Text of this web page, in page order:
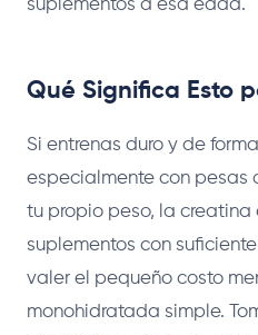
suplementos a esa edad.
Qué Significa Esto
Si entrenas duro y de
especialmente con pesas
tu propio peso, la creatina
suplementos con
valer el pequeño costo
monohidratada simple.